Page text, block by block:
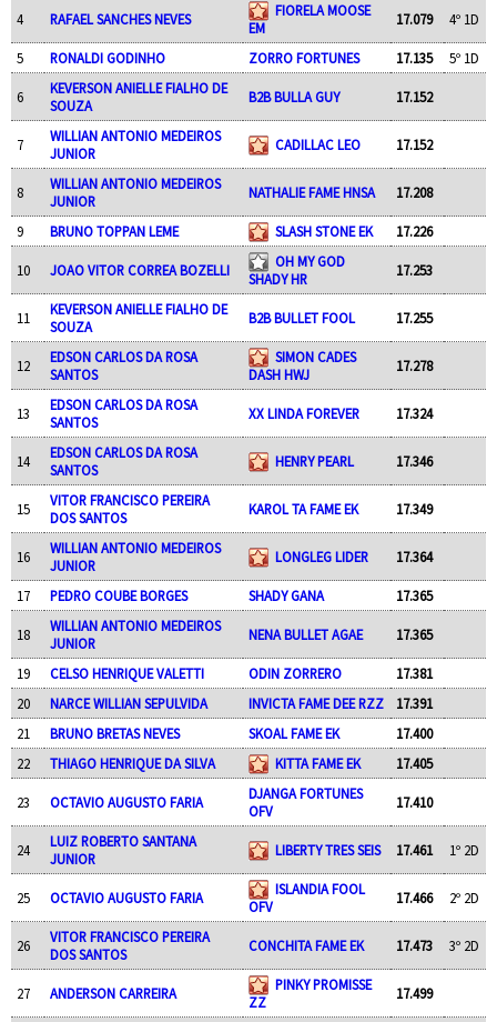
4 RAFAEL SANCHES NEVES
FIORELA MOOSE
EM
17.079 4º 1D
5 RONALDI GODINHO ZORRO FORTUNES 17.135 5º 1D
6
KEVERSON ANIELLE FIALHO DE
SOUZA
B2B BULLA GUY 17.152
7
WILLIAN ANTONIO MEDEIROS
JUNIOR
CADILLAC LEO 17.152
8
WILLIAN ANTONIO MEDEIROS
JUNIOR
NATHALIE FAME HNSA 17.208
9 BRUNO TOPPAN LEME SLASH STONE EK 17.226
10 JOAO VITOR CORREA BOZELLI
OH MY GOD
SHADY HR
17.253
11
KEVERSON ANIELLE FIALHO DE
SOUZA
B2B BULLET FOOL 17.255
12
EDSON CARLOS DA ROSA
SANTOS
SIMON CADES
DASH HWJ
17.278
13
EDSON CARLOS DA ROSA
SANTOS
XX LINDA FOREVER 17.324
14
EDSON CARLOS DA ROSA
SANTOS
HENRY PEARL 17.346
15
VITOR FRANCISCO PEREIRA
DOS SANTOS
KAROL TA FAME EK 17.349
16
WILLIAN ANTONIO MEDEIROS
JUNIOR
LONGLEG LIDER 17.364
17 PEDRO COUBE BORGES SHADY GANA 17.365
18
WILLIAN ANTONIO MEDEIROS
JUNIOR
NENA BULLET AGAE 17.365
19 CELSO HENRIQUE VALETTI ODIN ZORRERO
17.381
20
NARCE WILLIAN SEPULVIDA INVICTA FAME DEE RZZ
17.391
21
BRUNO BRETAS NEVES SKOAL FAME EK
17.400
22
THIAGO HENRIQUE DA SILVA KITTA FAME EK 17.405
23 OCTAVIO AUGUSTO FARIA
DJANGA FORTUNES
OFV
17.410
24
LUIZ ROBERTO SANTANA
JUNIOR
LIBERTY TRES SEIS 17.461 1º 2D
25 OCTAVIO AUGUSTO FARIA
ISLANDIA FOOL
OFV
17.466 2º 2D
26
VITOR FRANCISCO PEREIRA
DOS SANTOS
CONCHITA FAME EK 17.473 3º 2D
27 ANDERSON CARREIRA
PINKY PROMISSE
ZZ
17.499